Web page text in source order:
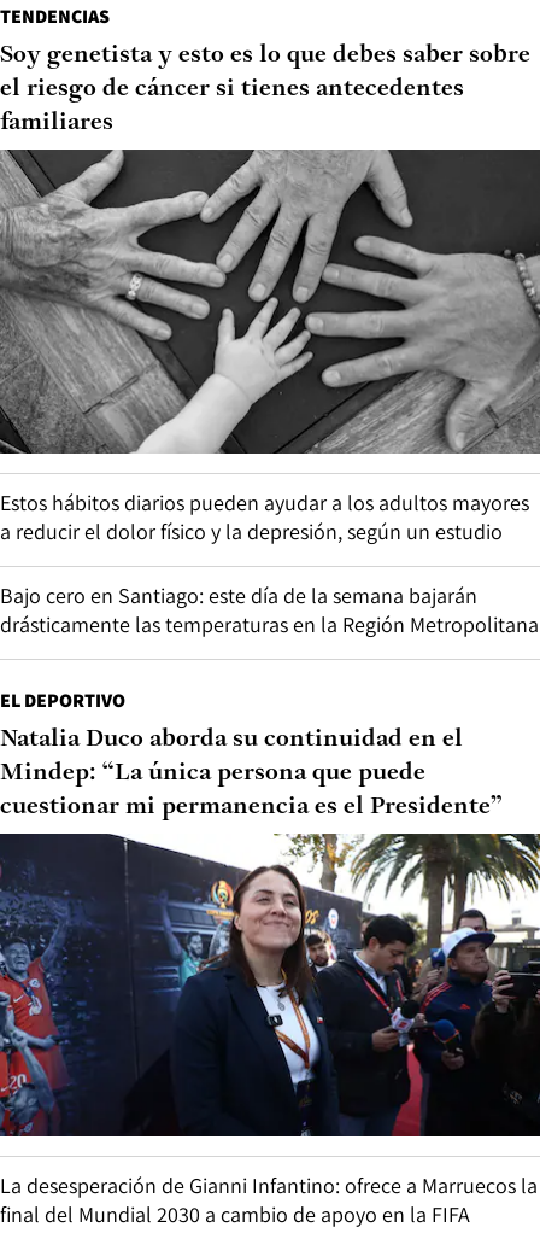
TENDENCIAS
Soy genetista y esto es lo que debes saber sobre
el riesgo de cáncer si tienes antecedentes
familiares
Estos hábitos diarios pueden ayudar a los adultos mayores
a reducir el dolor físico y la depresión, según un estudio
Bajo cero en Santiago: este día de la semana bajarán
drásticamente las temperaturas en la Región Metropolitana
EL DEPORTIVO
Natalia Duco aborda su continuidad en el
Mindep: “La única persona que puede
cuestionar mi permanencia es el Presidente”
La desesperación de Gianni Infantino: ofrece a Marruecos la
final del Mundial 2030 a cambio de apoyo en la FIFA